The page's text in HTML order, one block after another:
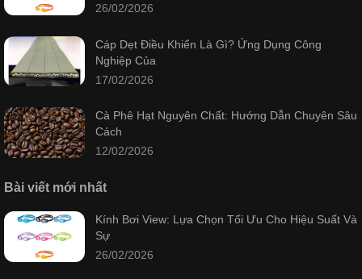
26/02/2026
Cáp Dẹt Điều Khiển Là Gì? Ứng Dụng Công
Nghiệp Của
17/02/2026
Cà Phê Hạt Nguyên Chất: Hướng Dẫn Chuyên Sâu
Cách
12/02/2026
Bài viết mới nhất
Kính Bơi View: Lựa Chọn Tối Ưu Cho Hiệu Suất Và
Sự
26/02/2026